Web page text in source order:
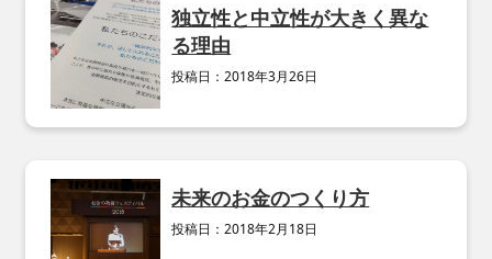
独立性と中立性が大きく異な
る理由
投稿日：2018年3月26日
未来のお金のつくり方
投稿日：2018年2月18日